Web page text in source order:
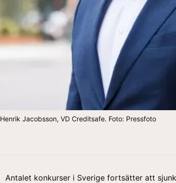
Henrik Jacobsson, VD Creditsafe. Foto: Pressfoto
Antalet konkurser i Sverige fortsätter att